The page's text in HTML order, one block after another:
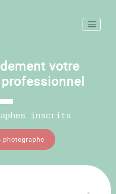
votre
inscrits
photographe